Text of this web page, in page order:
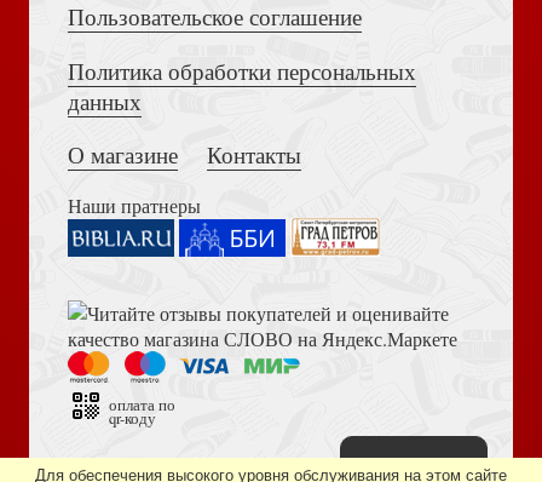
Пользовательское соглашение
Политика обработки персональных
данных
О магазине
Контакты
Наши пратнеры
оплата по
qr-коду
Дизайн сайта —студия «Артминистри»
Для обеспечения высокого уровня обслуживания на этом сайте